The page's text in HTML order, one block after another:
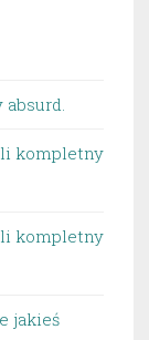
kompletny
kompletny
jakieś